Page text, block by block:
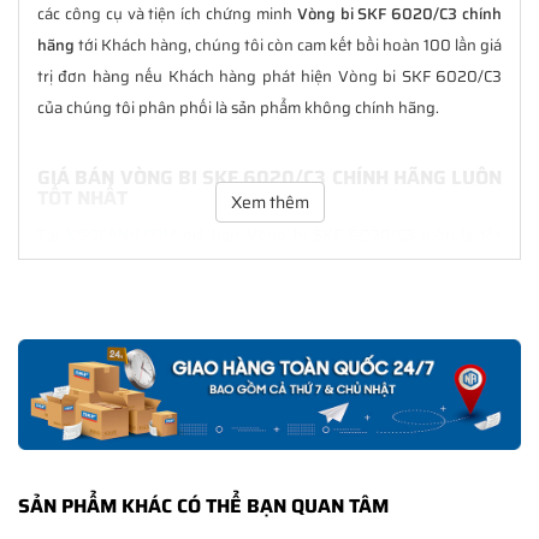
các công cụ và tiện ích chứng minh Vòng bi SKF 6020/C3 chính
hãngtới Khách hàng, chúng tôi còn cam kết bồi hoàn 100 lần giá
trị đơn hàng nếu Khách hàng phát hiện Vòng bi SKF 6020/C3
của chúng tôi phân phối là sản phẩm không chính hãng.
GIÁ BÁN VÒNG BI SKF 6020/C3 CHÍNH HÃNG LUÔN
nhất với nhiều ưu đãi kèm theo và các dịch vụ hẫu mãi sau bán
CHẾ ĐỘ BẢO HÀNH VÒNG BI SKF 6020/C3 CHÍNH
HÃNG
Tất cả các sản phẩm SKF chính hãng doSKF Ngọc Anhphân
phối đều được bảo hành chính hãng theo đúng tiêu chuẩn bảo
hành của nhà sản xuất.
Xem thêm
SẢN PHẨM KHÁC CÓ THỂ BẠN QUAN TÂM